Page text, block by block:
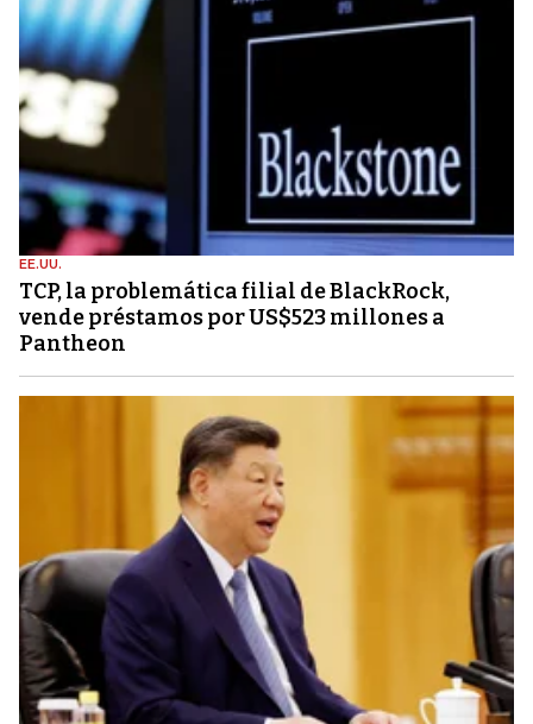
EE.UU.
TCP, la problemática filial de BlackRock,
vende préstamos por US$523 millones a
Pantheon